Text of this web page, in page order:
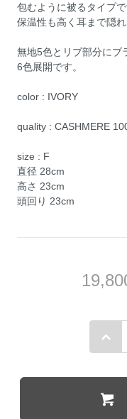
包むように被るタイプで
保温性も高く耳まで隠
無地5色とリブ部分にブ
6色展開です。
color : IVORY
quality : CASHMERE
size : F
直径 28cm
高さ 23cm
頭回り 23cm